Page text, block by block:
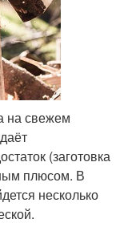
на свежем
(заготовка
плюсом. В
несколько